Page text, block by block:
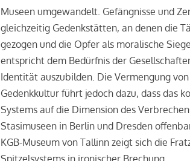
Museen umgewandelt. Gefängnisse und
gleichzeitig Gedenkstätten, an denen die
gezogen und die Opfer als moralische
entspricht dem Bedürfnis der
Identität auszubilden. Die Vermengung
Gedenkkultur führt jedoch dazu, dass das
Systems auf die Dimension des
Stasimuseen in Berlin und Dresden
KGB-Museum von Tallinn zeigt sich die